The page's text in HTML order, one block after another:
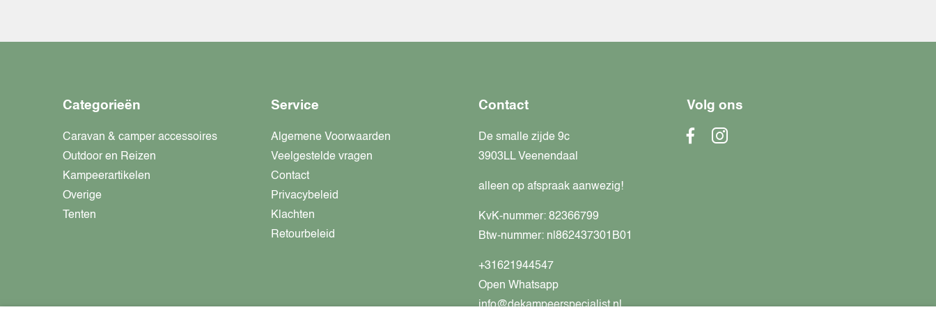
Categorieën
Caravan & camper accessoires
Outdoor en Reizen
Kampeerartikelen
Overige
Tenten
Service
Algemene Voorwaarden
Veelgestelde vragen
Contact
Privacybeleid
Klachten
Retourbeleid
Contact
De smalle zijde 9c
3903LL Veenendaal
alleen op afspraak aanwezig!
KvK-nummer: 82366799
Btw-nummer: nl862437301B01
+31621944547
Open Whatsapp
info@dekampeerspecialist.nl
Volg ons